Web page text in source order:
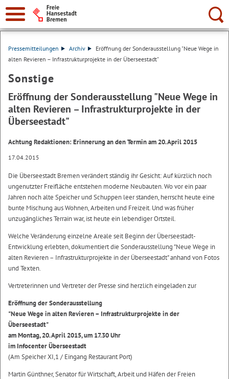
Suche:
Pressemitteilungen Archiv
Eröffnung der Sonderausstellung "Neue Wege in
alten Revieren – Infrastrukturprojekte in der Überseestadt"
Sonstige
Eröffnung der Sonderausstellung "Neue Wege in
alten Revieren – Infrastrukturprojekte in der
Überseestadt"
Achtung Redaktionen: Erinnerung an den Termin am 20. April 2015
17.04.2015
Die Überseestadt Bremen verändert ständig ihr Gesicht: Auf kürzlich noch
ungenutzter Freifläche entstehen moderne Neubauten. Wo vor ein paar
Jahren noch alte Speicher und Schuppen leer standen, herrscht heute eine
bunte Mischung aus Wohnen, Arbeiten und Freizeit. Und was früher
unzugängliches Terrain war, ist heute ein lebendiger Ortsteil.
Welche Veränderung einzelne Areale seit Beginn der Überseestadt-
Entwicklung erlebten, dokumentiert die Sonderausstellung "Neue Wege in
alten Revieren – Infrastrukturprojekte in der Überseestadt" anhand von Fotos
und Texten.
Vertreterinnen und Vertreter der Presse sind herzlich eingeladen zur
Eröffnung der Sonderausstellung
"Neue Wege in alten Revieren – Infrastrukturprojekte in der
Überseestadt"
am Montag, 20. April 2015, um 17.30 Uhr
im Infocenter Überseestadt
(Am Speicher XI,1 / Eingang Restaurant Port)
Martin Günthner, Senator für Wirtschaft, Arbeit und Häfen der Freien